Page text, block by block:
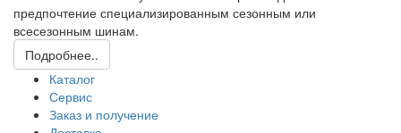
предпочтение специализированным сезонным или
всесезонным шинам.
Подробнее..
Каталог
Сервис
Заказ и получение